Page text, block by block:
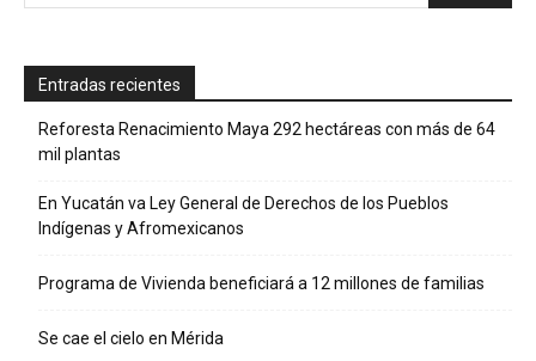
Entradas recientes
Reforesta Renacimiento Maya 292 hectáreas con más de 64
mil plantas
En Yucatán va Ley General de Derechos de los Pueblos
Indígenas y Afromexicanos
Programa de Vivienda beneficiará a 12 millones de familias
Se cae el cielo en Mérida